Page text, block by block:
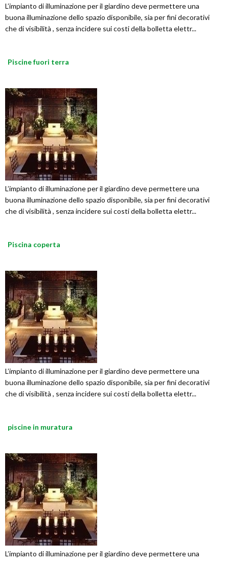
L’impianto di illuminazione per il giardino deve permettere una
buona illuminazione dello spazio disponibile, sia per fini decorativi
che di visibilità , senza incidere sui costi della bolletta elettr...
Piscine fuori terra
L’impianto di illuminazione per il giardino deve permettere una
buona illuminazione dello spazio disponibile, sia per fini decorativi
che di visibilità , senza incidere sui costi della bolletta elettr...
Piscina coperta
L’impianto di illuminazione per il giardino deve permettere una
buona illuminazione dello spazio disponibile, sia per fini decorativi
che di visibilità , senza incidere sui costi della bolletta elettr...
piscine in muratura
L’impianto di illuminazione per il giardino deve permettere una